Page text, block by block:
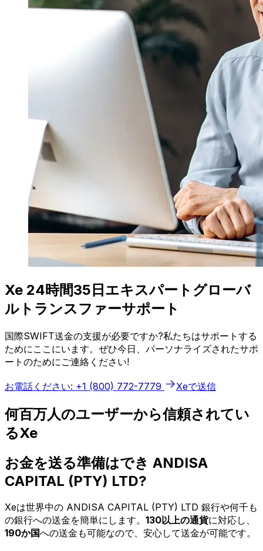
Xe 24時間35日エキスパートグローバ
ルトランスファーサポート
国際SWIFT送金の支援が必要ですか?私たちはサポートする
ためにここにいます。ぜひ今日、パーソナライズされたサポ
ートのためにご連絡ください!
お電話ください: +1 (800) 772-7779 Xeで送信
何百万人のユーザーから信頼されてい
るXe
お金を送る準備はでき ANDISA
CAPITAL (PTY) LTD?
Xeは世界中の ANDISA CAPITAL (PTY) LTD 銀行や何千も
の銀行への送金を簡単にします。 130以上の通貨に対応し、
190か国への送金も可能なので、安心して送金が可能です。